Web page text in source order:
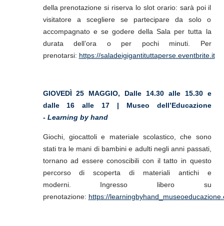
della prenotazione si riserva lo slot orario: sarà poi il
visitatore a scegliere se partecipare da solo o
accompagnato e se godere della Sala per tutta la
durata dell’ora o per pochi minuti. Per
prenotarsi: https://saladeigigantituttaperse.eventbrite.it
GIOVEDÌ 25 MAGGIO, Dalle 14.30 alle 15.30 e
dalle 16 alle 17 | Museo dell’Educazione
- Learning by hand
Giochi, giocattoli e materiale scolastico, che sono
stati tra le mani di bambini e adulti negli anni passati,
tornano ad essere conoscibili con il tatto in questo
percorso di scoperta di materiali antichi e
moderni. Ingresso libero su
prenotazione: https://